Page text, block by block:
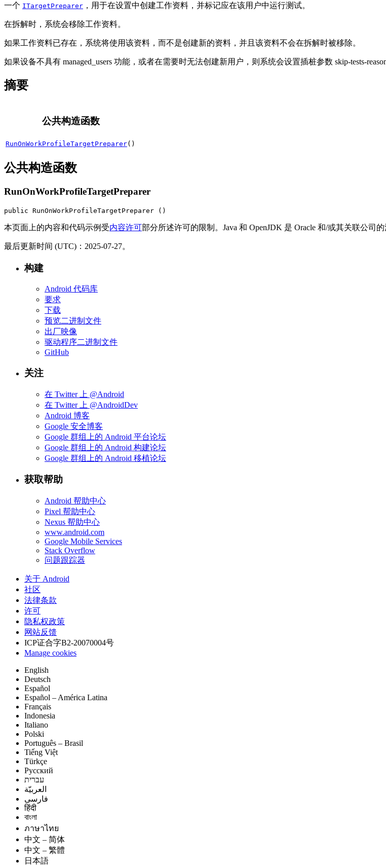
一个 ITargetPreparer ，用于在设置中创建工作资料，并标记应在该用户中运行测试。
在拆解时，系统会移除工作资料。
如果工作资料已存在，系统将使用该资料，而不是创建新的资料，并且该资料不会在拆解时被移除。
如果设备不具有 managed_users 功能，或者在需要时无法创建新用户，则系统会设置插桩参数 skip-tests-
摘要
公共构造函数
RunOnWorkProfileTargetPreparer()
公共构造函数
RunOnWorkProfileTargetPreparer
public RunOnWorkProfileTargetPreparer ()
本页面上的内容和代码示例受内容许可部分所述许可的限制。Java 和 OpenJDK 是 Oracle 和/或其关联公司的
最后更新时间 (UTC)：2025-07-27。
构建
Android 代码库
要求
下载
预览二进制文件
出厂映像
驱动程序二进制文件
GitHub
关注
在 Twitter 上 @Android
在 Twitter 上 @AndroidDev
Android 博客
Google 安全博客
Google 群组上的 Android 平台论坛
Google 群组上的 Android 构建论坛
Google 群组上的 Android 移植论坛
获取帮助
Android 帮助中心
Pixel 帮助中心
Nexus 帮助中心
www.android.com
Google Mobile Services
Stack Overflow
问题跟踪器
关于 Android
社区
法律条款
许可
隐私权政策
网站反馈
ICP证合字B2-20070004号
Manage cookies
English
Deutsch
Español
Español – América Latina
Français
Indonesia
Italiano
Polski
Português – Brasil
Tiếng Việt
Türkçe
Русский
עברית
العربيّة
فارسی
हिंदी
বাংলা
ภาษาไทย
中文 – 简体
中文 – 繁體
日本語